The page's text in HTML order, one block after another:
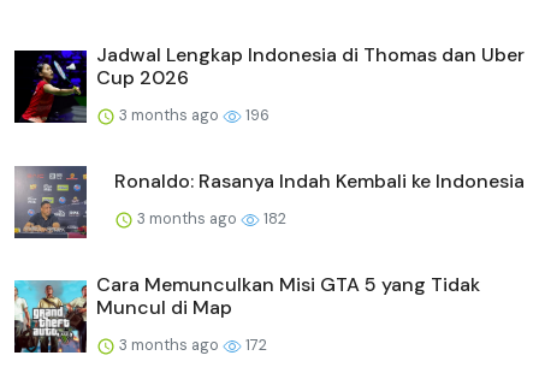
Jadwal Lengkap Indonesia di Thomas dan Uber
Cup 2026
3 months ago 196
Ronaldo: Rasanya Indah Kembali ke Indonesia
3 months ago 182
Cara Memunculkan Misi GTA 5 yang Tidak
Muncul di Map
3 months ago 172